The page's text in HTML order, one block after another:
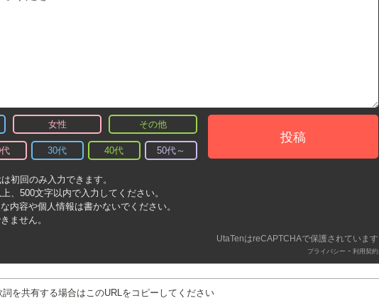
女性 その他
30代 40代 50代～
投稿
初回のみ入力できます。
、500文字以内で入力してください。
内容や個人情報は書かないでください。
ません。
UtaTenはreCAPTCHAで保護されています
プライバシー - 利用契約
を共有する場合はこのURLをコピーしてください